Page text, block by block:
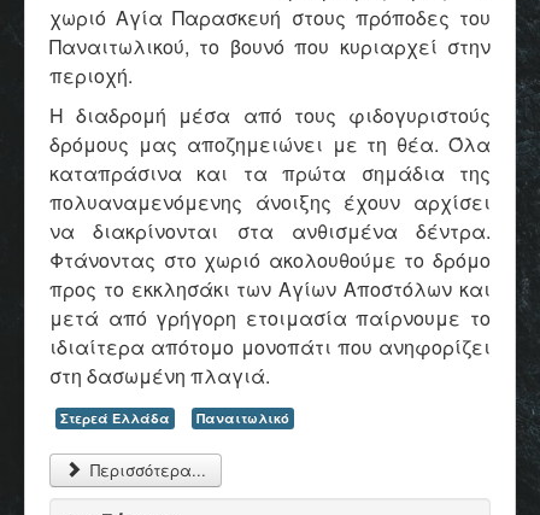
χωριό Αγία Παρασκευή στους πρόποδες του
Παναιτωλικού, το βουνό που κυριαρχεί στην
περιοχή.
Η διαδρομή μέσα από τους φιδογυριστούς
δρόμους μας αποζημειώνει με τη θέα. Όλα
καταπράσινα και τα πρώτα σημάδια της
πολυαναμενόμενης άνοιξης έχουν αρχίσει
να διακρίνονται στα ανθισμένα δέντρα.
Φτάνοντας στο χωριό ακολουθούμε το δρόμο
προς το εκκλησάκι των Αγίων Αποστόλων και
μετά από γρήγορη ετοιμασία παίρνουμε το
ιδιαίτερα απότομο μονοπάτι που ανηφορίζει
στη δασωμένη πλαγιά.
Στερεά Ελλάδα Παναιτωλικό
Περισσότερα...